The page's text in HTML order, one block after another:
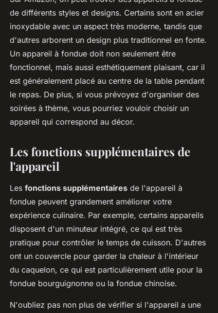
de différents styles et designs. Certains sont en acier
inoxydable avec un aspect très moderne, tandis que
d'autres arborent un design plus traditionnel en fonte.
Un appareil à fondue doit non seulement être
fonctionnel, mais aussi esthétiquement plaisant, car il
est généralement placé au centre de la table pendant
le repas. De plus, si vous prévoyez d'organiser des
soirées à thème, vous pourriez vouloir choisir un
appareil qui correspond au décor.
Les fonctions supplémentaires de
l'appareil
Les fonctions supplémentaires de l'appareil à
fondue peuvent grandement améliorer votre
expérience culinaire. Par exemple, certains appareils
disposent d'un minuteur intégré, ce qui est très
pratique pour contrôler le temps de cuisson. D'autres
ont un couvercle pour garder la chaleur à l'intérieur
du caquelon, ce qui est particulièrement utile pour la
fondue bourguignonne ou la fondue chinoise.
N'oubliez pas non plus de vérifier si l'appareil a une